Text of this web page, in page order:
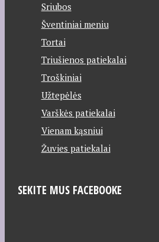
Sriubos
Šventiniai meniu
Tortai
Triušienos patiekalai
Troškiniai
Užtepėlės
Varškės patiekalai
Vienam kąsniui
Žuvies patiekalai
SEKITE MUS FACEBOOKE